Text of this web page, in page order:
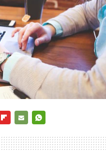
MAIL